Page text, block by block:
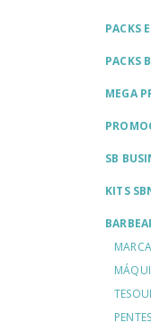
PACKS
PACKS
MEGA
SB
KITS